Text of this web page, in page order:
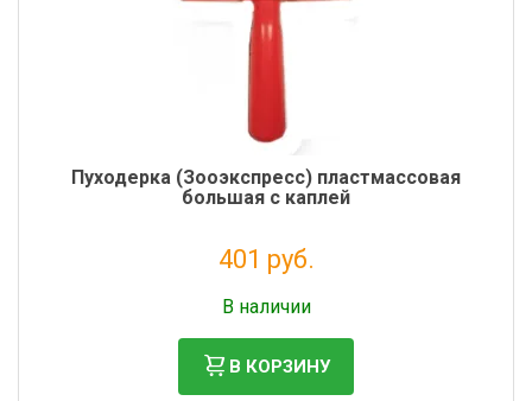
Пуходерка (Зооэкспресс) пластмассовая
большая с каплей
401 руб.
В наличии
В КОРЗИНУ